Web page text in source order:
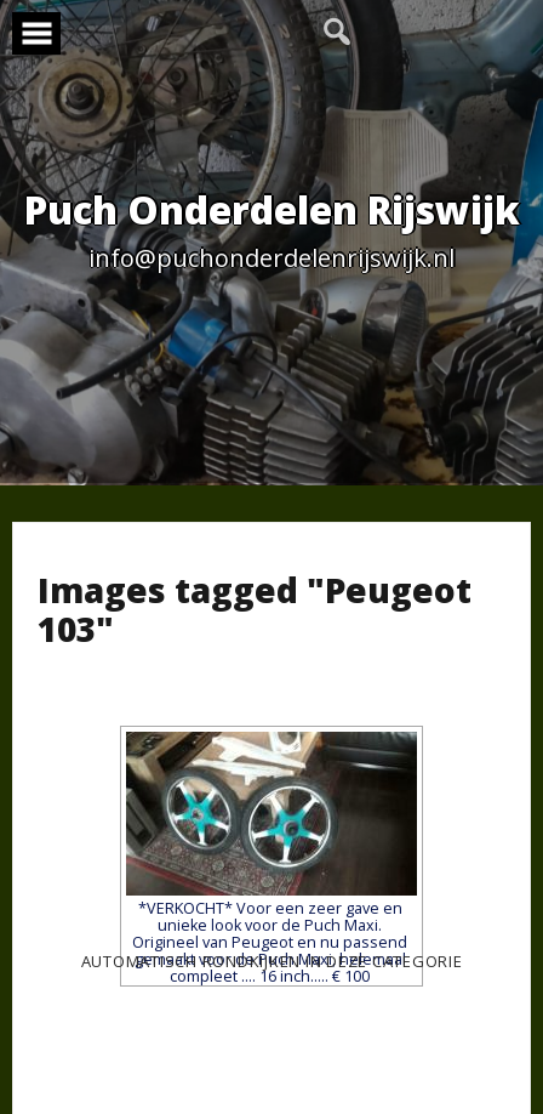
Skip
to
content
Puch Onderdelen Rijswijk
info@puchonderdelenrijswijk.nl
Images tagged "Peugeot
103"
*VERKOCHT* Voor een zeer gave en
unieke look voor de Puch Maxi.
Origineel van Peugeot en nu passend
gemaakt voor de Puch Maxi, helemaal
compleet .... 16 inch..... € 100
AUTOMATISCH RONDKIJKEN IN DEZE CATEGORIE